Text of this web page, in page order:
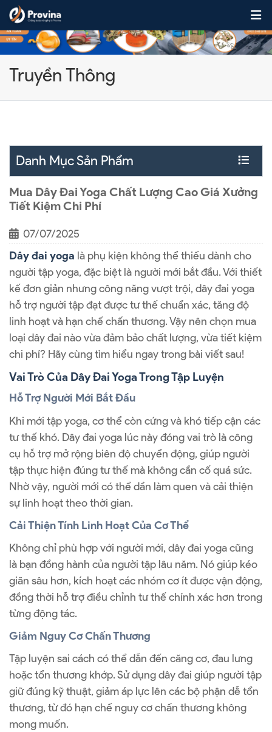
Skip to content
Truyền Thông
Danh Mục Sản Phẩm
Mua Dây Đai Yoga Chất Lượng Cao Giá Xưởng
Tiết Kiệm Chi Phí
07/07/2025
Dây đai yoga là phụ kiện không thể thiếu dành cho
người tập yoga, đặc biệt là người mới bắt đầu. Với thiết
kế đơn giản nhưng công năng vượt trội, dây đai yoga
hỗ trợ người tập đạt được tư thế chuẩn xác, tăng độ
linh hoạt và hạn chế chấn thương. Vậy nên chọn mua
loại dây đai nào vừa đảm bảo chất lượng, vừa tiết kiệm
chi phí? Hãy cùng tìm hiểu ngay trong bài viết sau!
Vai Trò Của Dây Đai Yoga Trong Tập Luyện
Hỗ Trợ Người Mới Bắt Đầu
Khi mới tập yoga, cơ thể còn cứng và khó tiếp cận các
tư thế khó. Dây đai yoga lúc này đóng vai trò là công
cụ hỗ trợ mở rộng biên độ chuyển động, giúp người
tập thực hiện đúng tư thế mà không cần cố quá sức.
Nhờ vậy, người mới có thể dần làm quen và cải thiện
sự linh hoạt theo thời gian.
Cải Thiện Tính Linh Hoạt Của Cơ Thể
Không chỉ phù hợp với người mới, dây đai yoga cũng
là bạn đồng hành của người tập lâu năm. Nó giúp kéo
giãn sâu hơn, kích hoạt các nhóm cơ ít được vận động,
đồng thời hỗ trợ điều chỉnh tư thế chính xác hơn trong
từng động tác.
Giảm Nguy Cơ Chấn Thương
Tập luyện sai cách có thể dẫn đến căng cơ, đau lưng
hoặc tổn thương khớp. Sử dụng dây đai giúp người tập
giữ đúng kỹ thuật, giảm áp lực lên các bộ phận dễ tổn
thương, từ đó hạn chế nguy cơ chấn thương không
mong muốn.